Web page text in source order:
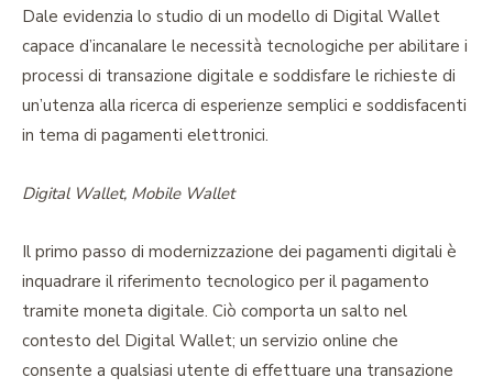
Dale evidenzia lo studio di un modello di Digital Wallet
capace d’incanalare le necessità tecnologiche per abilitare i
processi di transazione digitale e soddisfare le richieste di
un’utenza alla ricerca di esperienze semplici e soddisfacenti
in tema di pagamenti elettronici.
Digital Wallet, Mobile Wallet
Il primo passo di modernizzazione dei pagamenti digitali è
inquadrare il riferimento tecnologico per il pagamento
tramite moneta digitale. Ciò comporta un salto nel
contesto del Digital Wallet; un servizio online che
consente a qualsiasi utente di effettuare una transazione